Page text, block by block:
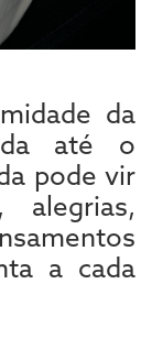
da
até o
pode vir
alegrias,
a cada